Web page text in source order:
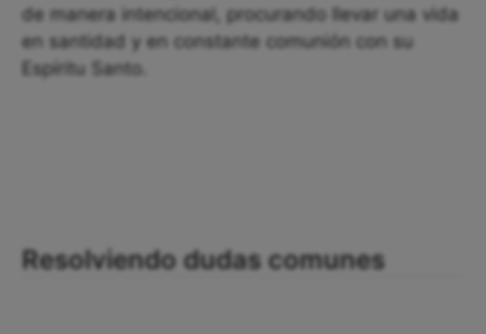
de manera intencional, procurando llevar una vida
en santidad y en constante comunión con su
Espíritu Santo.
Resolviendo dudas comunes